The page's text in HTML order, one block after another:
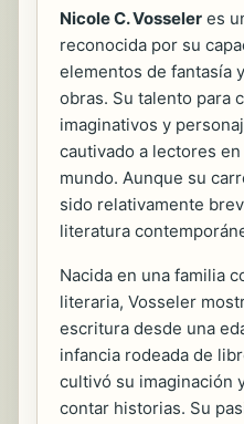
Nicole C. Vosseler es
reconocida por su
elementos de fantasía
obras. Su talento para
imaginativos y
cautivado a lectores
mundo. Aunque su
sido relativamente
literatura
Nacida en una familia
literaria, Vosseler
escritura desde una
infancia rodeada de
cultivó su imaginación
contar historias. Su